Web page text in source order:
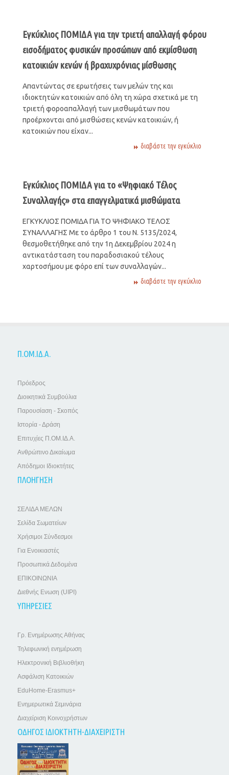
Εγκύκλιος ΠΟΜΙΔΑ για την τριετή απαλλαγή φόρου
εισοδήματος φυσικών προσώπων από εκμίσθωση
κατοικιών κενών ή βραχυχρόνιας μίσθωσης
Απαντώντας σε ερωτήσεις των μελών της και
ιδιοκτητών κατοικιών από όλη τη χώρα σχετικά με τη
τριετή φοροαπαλλαγή των μισθωμάτων που
προέρχονται από μισθώσεις κενών κατοικιών, ή
κατοικιών που είχαν...
διαβάστε την εγκύκλιο
Εγκύκλιος ΠΟΜΙΔΑ για το «Ψηφιακό Τέλος
Συναλλαγής» στα επαγγελματικά μισθώματα
ΕΓΚΥΚΛΙΟΣ ΠΟΜΙΔΑ ΓΙΑ ΤΟ ΨΗΦΙΑΚΟ ΤΕΛΟΣ
ΣΥΝΑΛΛΑΓΗΣ Με το άρθρο 1 του Ν. 5135/2024,
θεσμοθετήθηκε από την 1η Δεκεμβρίου 2024 η
αντικατάσταση του παραδοσιακού τέλους
χαρτοσήμου με φόρο επί των συναλλαγών...
διαβάστε την εγκύκλιο
Π.ΟΜ.ΙΔ.Α.
Πρόεδρος
Διοικητικά Συμβούλια
Παρουσίαση - Σκοπός
Ιστορία - Δράση
Επιτυχίες Π.ΟΜ.ΙΔ.Α.
Ανθρώπινο Δικαίωμα
Απόδημοι Ιδιοκτήτες
ΠΛΟΗΓΗΣΗ
ΣΕΛΙΔΑ ΜΕΛΩΝ
Σελίδα Σωματείων
Χρήσιμοι Σύνδεσμοι
Για Ενοικιαστές
Προσωπικά Δεδομένα
ΕΠΙΚΟΙΝΩΝΙΑ
Διεθνής Ενωση (UIPI)
ΥΠΗΡΕΣΙΕΣ
Γρ. Ενημέρωσης Αθήνας
Τηλεφωνική ενημέρωση
Ηλεκτρονική Βιβλιοθήκη
Ασφάλιση Κατοικιών
EduHome-Erasmus+
Ενημερωτικά Σεμινάρια
Διαχείριση Κοινοχρήστων
ΟΔΗΓΟΣ ΙΔΙΟΚΤΗΤΗ-ΔΙΑΧΕΙΡΙΣΤΗ